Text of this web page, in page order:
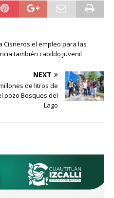
Cisneros el empleo para las
también cabildo juvenil
NEXT
de litros de
pozo Bosques del
Lago